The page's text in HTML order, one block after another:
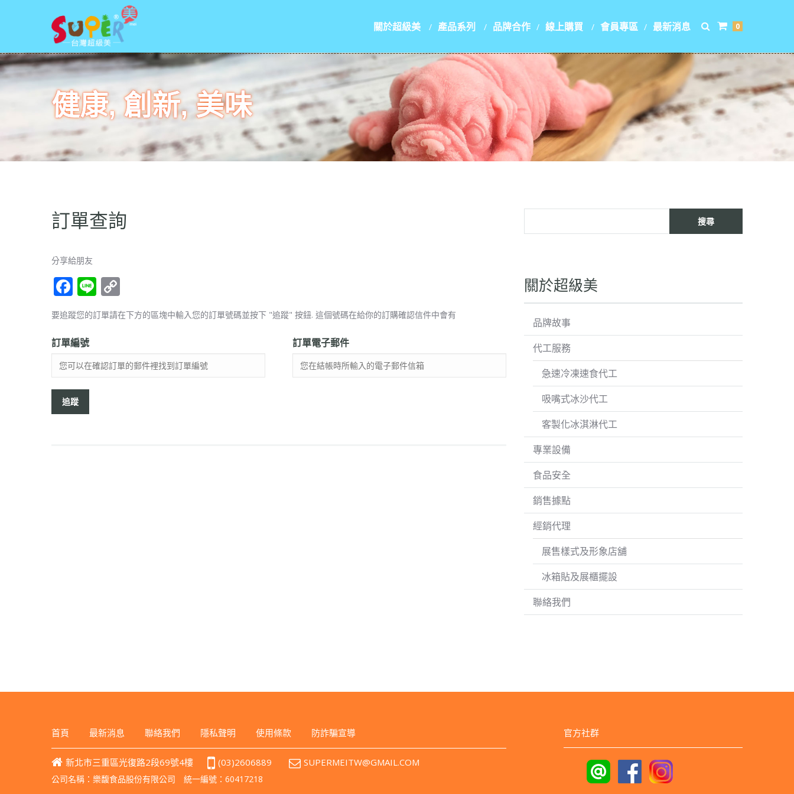
0
關於超級美 產品系列 品牌合作 線上購買 會員專區 最新消息
健康, 創新, 美味
訂單查詢
分享給朋友
F
ac
e
b
o
o
k
Li
n
e
o
p
Li
n
要追蹤您的訂單請在下方的區塊中輸入您的訂單號碼並按下 "追蹤" 按鈕. 這個號碼在給你的訂購確認信件中會有
訂單編號 訂單電子郵件
追蹤
關於超級美
品牌故事
代工服務
急速冷凍速食代工
吸嘴式冰沙代工
客製化冰淇淋代工
專業設備
食品安全
銷售據點
經銷代理
展售樣式及形象店舖
冰箱貼及展櫃擺設
聯絡我們
首頁 最新消息 聯絡我們 隱私聲明 使用條款 防詐騙宣導
新北市三重區光復路2段69號4樓 (03)2606889 SUPERMEITW@GMAIL.COM
公司名稱：樂馥食品股份有限公司 統一編號：60417218
官方社群